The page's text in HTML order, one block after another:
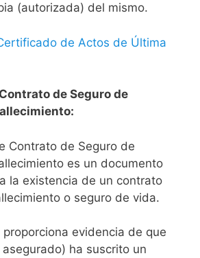
(autorizada) del mismo.
de Actos de Última
de Seguro de
Contrato de Seguro de
es un documento
la existencia de un contrato
o seguro de vida.
evidencia de que
ha suscrito un